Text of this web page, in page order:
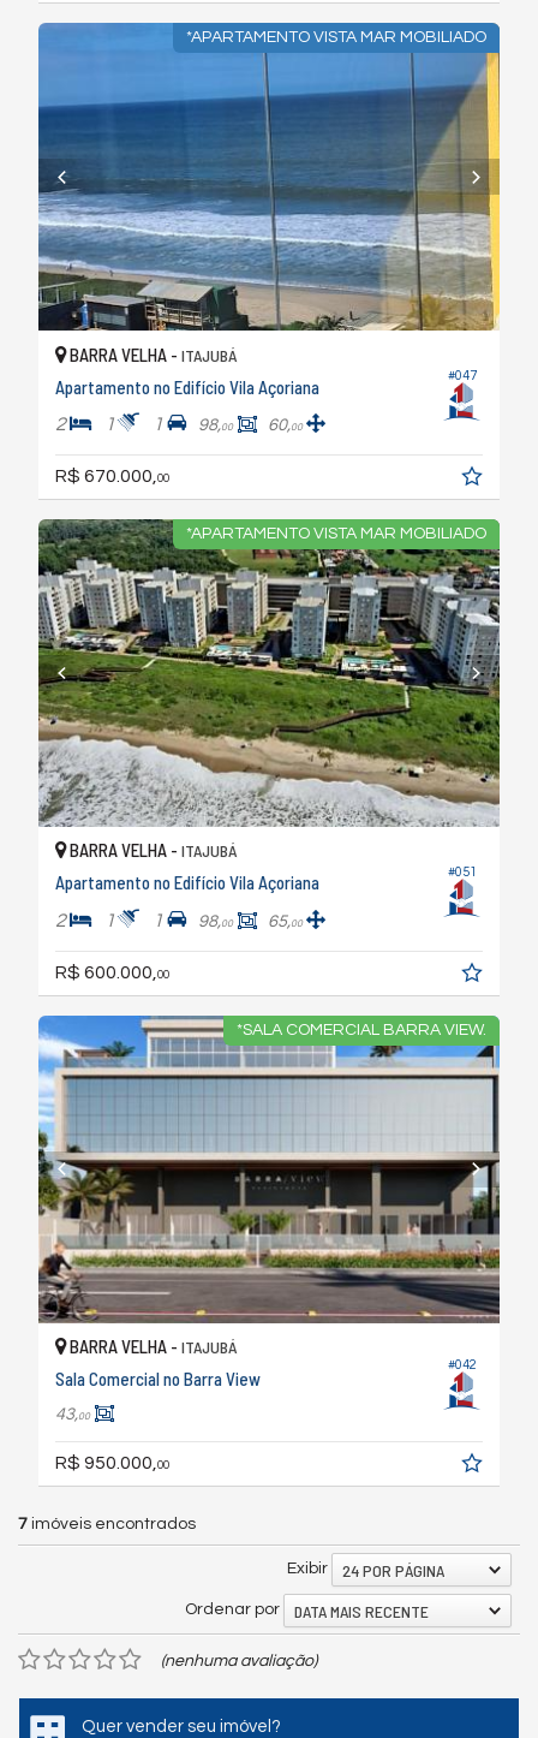
*APARTAMENTO VISTA MAR MOBILIADO
#047
BARRA VELHA - ITAJUBÁ
Apartamento no Edifício Vila Açoriana
2 1 1 98,00 60,00
R$ 670.000, 00
*APARTAMENTO VISTA MAR MOBILIADO
#051
BARRA VELHA - ITAJUBÁ
Apartamento no Edifício Vila Açoriana
2 1 1 98,00 65,00
R$ 600.000, 00
*SALA COMERCIAL BARRA VIEW.
#042
BARRA VELHA - ITAJUBÁ
Sala Comercial no Barra View
43,00
R$ 950.000,00
7 imóveis encontrados
Exibir 24 POR PÁGINA
Ordenar por DATA MAIS RECENTE
(nenhuma avaliação)
Quer vender seu imóvel?